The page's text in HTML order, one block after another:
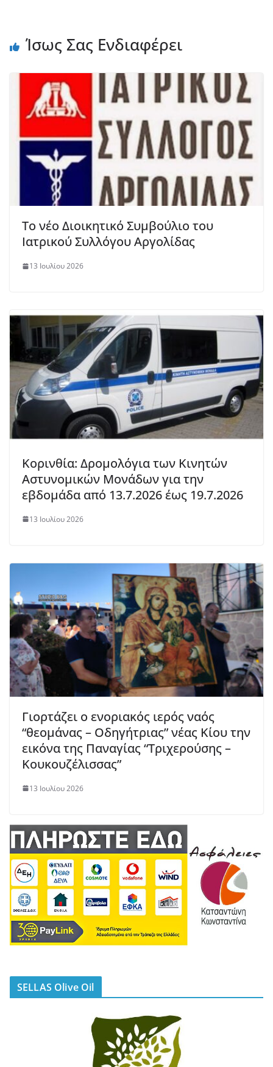
Ίσως Σας Ενδιαφέρει
Το νέο Διοικητικό Συμβούλιο του
Ιατρικού Συλλόγου Αργολίδας
13 Ιουλίου 2026
Κορινθία: Δρομολόγια των Κινητών
Αστυνομικών Μονάδων για την
εβδομάδα από 13.7.2026 έως 19.7.2026
13 Ιουλίου 2026
Γιορτάζει ο ενοριακός ιερός ναός
“θεομάνας – Οδηγήτριας” νέας Κίου την
εικόνα της Παναγίας “Τριχερούσης –
Κουκουζέλισσας”
13 Ιουλίου 2026
SELLAS Olive Oil